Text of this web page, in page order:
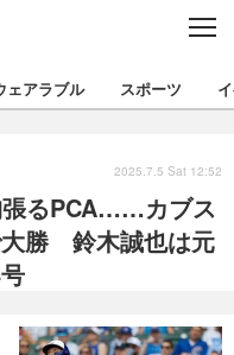
C
E
衣類
バックナンバー
インプレ
国内
写真
スポーツ
ェアラブル スポーツ
張るPCA……カブス
大勝 鈴木誠也は元
2025.7.5 Sat 12:52